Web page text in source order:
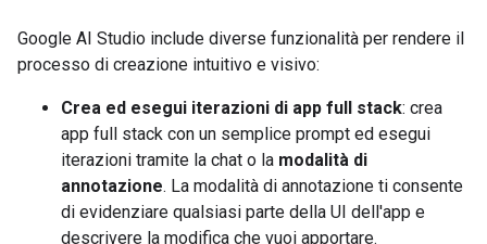
Google AI Studio include diverse funzionalità per rendere il
processo di creazione intuitivo e visivo:
Crea ed esegui iterazioni di app full stack: crea
app full stack con un semplice prompt ed esegui
iterazioni tramite la chat o la modalità di
annotazione. La modalità di annotazione ti consente
di evidenziare qualsiasi parte della UI dell'app e
descrivere la modifica che vuoi apportare.